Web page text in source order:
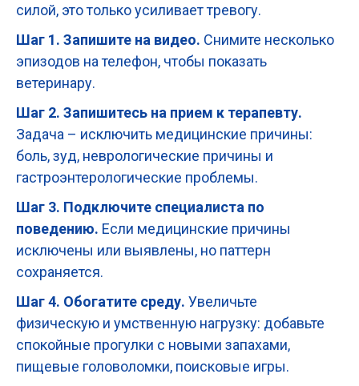
силой, это только усиливает тревогу.
Шаг 1. Запишите на видео. Снимите несколько
эпизодов на телефон, чтобы показать
ветеринару.
Шаг 2. Запишитесь на прием к терапевту.
Задача – исключить медицинские причины:
боль, зуд, неврологические причины и
гастроэнтерологические проблемы.
Шаг 3. Подключите специалиста по
поведению. Если медицинские причины
исключены или выявлены, но паттерн
сохраняется.
Шаг 4. Обогатите среду. Увеличьте
физическую и умственную нагрузку: добавьте
спокойные прогулки с новыми запахами,
пищевые головоломки, поисковые игры.